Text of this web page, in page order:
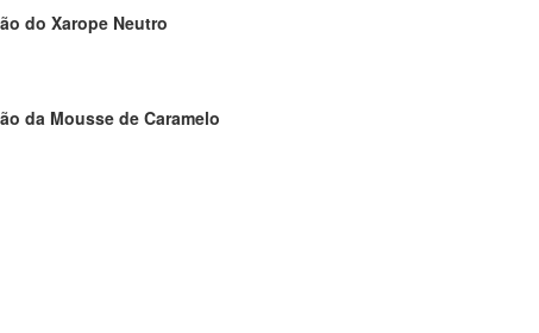
do Xarope Neutro
da Mousse de Caramelo